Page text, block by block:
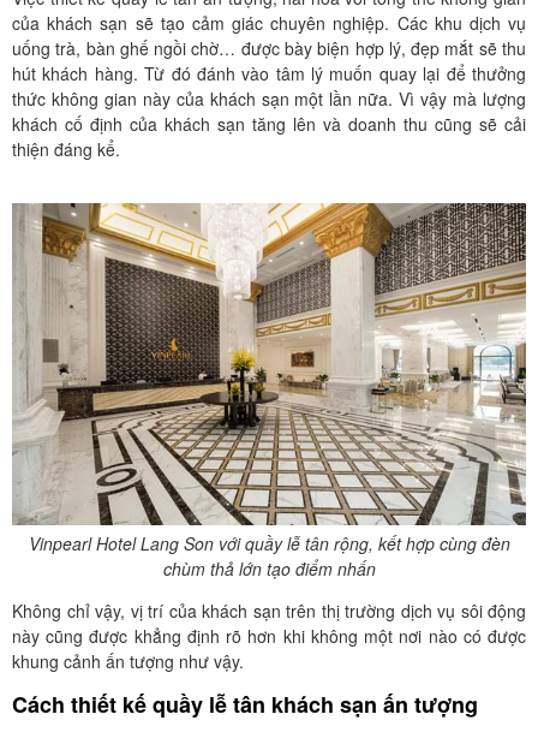
của khách sạn sẽ tạo cảm giác chuyên nghiệp. Các khu dịch vụ
uống trà, bàn ghế ngồi chờ… được bày biện hợp lý, đẹp mắt sẽ thu
hút khách hàng. Từ đó đánh vào tâm lý muốn quay lại để thưởng
thức không gian này của khách sạn một lần nữa. Vì vậy mà lượng
khách cố định của khách sạn tăng lên và doanh thu cũng sẽ cải
thiện đáng kể.
Vinpearl Hotel Lang Son với quầy lễ tân rộng, kết hợp cùng đèn
chùm thả lớn tạo điểm nhấn
Không chỉ vậy, vị trí của khách sạn trên thị trường dịch vụ sôi động
này cũng được khẳng định rõ hơn khi không một nơi nào có được
khung cảnh ấn tượng như vậy.
Cách thiết kế quầy lễ tân khách sạn ấn tượng